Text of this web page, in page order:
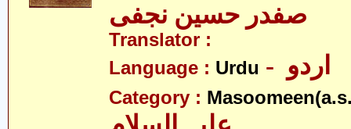
صفدر حسین نجفی
Translator :
Language : Urdu
Category :